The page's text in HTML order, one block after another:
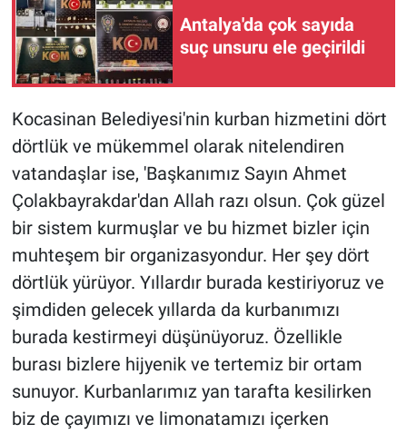
Antalya'da çok sayıda
suç unsuru ele geçirildi
Kocasinan Belediyesi'nin kurban hizmetini dört
dörtlük ve mükemmel olarak nitelendiren
vatandaşlar ise, 'Başkanımız Sayın Ahmet
Çolakbayrakdar'dan Allah razı olsun. Çok güzel
bir sistem kurmuşlar ve bu hizmet bizler için
muhteşem bir organizasyondur. Her şey dört
dörtlük yürüyor. Yıllardır burada kestiriyoruz ve
şimdiden gelecek yıllarda da kurbanımızı
burada kestirmeyi düşünüyoruz. Özellikle
burası bizlere hijyenik ve tertemiz bir ortam
sunuyor. Kurbanlarımız yan tarafta kesilirken
biz de çayımızı ve limonatamızı içerken